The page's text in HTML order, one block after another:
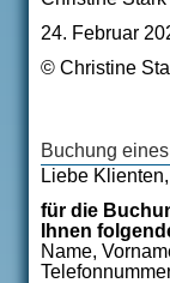
24. Februar
© Christine
Buchung
Liebe
für die
Ihnen
Name,